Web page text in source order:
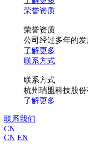
荣誉资质
荣誉资质
公司经过多年的发
了解更多
联系方式
联系方式
杭州瑞盟科技股
了解更多
联系我们
CN
CN EN